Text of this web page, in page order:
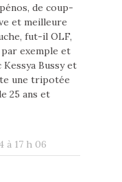
de coup-
et meilleure
fut-il OLF,
exemple et
Bussy et
une tripotée
25 ans et
à 17 h 06